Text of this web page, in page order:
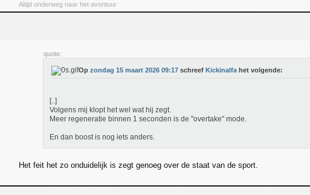
Altijd onderweg naar het avontuur
quote:
Op zondag 15 maart 2026 09:17 schreef Kickinalfa het volgende:
[..]
Volgens mij klopt het wel wat hij zegt.
Meer regeneratie binnen 1 seconden is de "overtake" mode.
En dan boost is nog iets anders.
Het feit het zo onduidelijk is zegt genoeg over de staat van de sport.